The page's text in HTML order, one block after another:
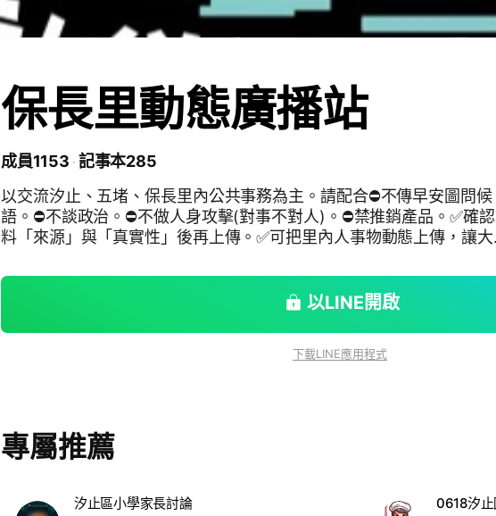
保長里動態廣播站
成員1153 記事本285
以交流汐止、五堵、保長里內公共事務為主。請配合⛔不傳早安圖問候
語。⛔不談政治。⛔不做人身攻擊(對事不對人)。⛔禁推銷產品。✅確
料「來源」與「真實性」後再上傳。✅可把里內人事物動態上傳，讓大
以LINE開啟
下載LINE應用程式
專屬推薦
汐止區小學家長討論 0618汐